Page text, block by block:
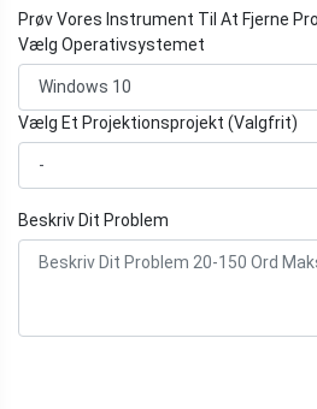
Prøv Vores Instrument Til At Fjerne
Vælg Operativsystemet
Vælg Et Projektionsprojekt (Valgfrit)
Beskriv Dit Problem